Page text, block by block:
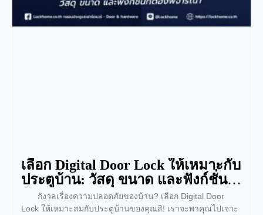
เลือก Digital Door Lock ให้เหมาะกับ
ประตูบ้าน: วัสดุ ขนาด และฟังก์ชั่นที่
ต้องพิจารณา
กังวลเรื่องความปลอดภัยของบ้าน? เลือก Digital Door
Lock ให้เหมาะสมกับประตูบ้านของคุณสิ! เราจะพาคุณไปเจาะ